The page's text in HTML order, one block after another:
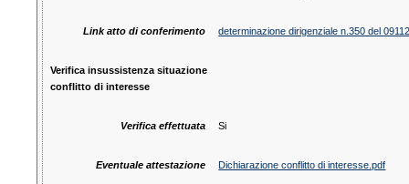
Link atto di conferimento determinazione dirigenziale n.350 del
Verifica insussistenza situazione
conflitto di interesse
Verifica effettuata Si
Eventuale attestazione Dichiarazione conflitto di interesse.pdf